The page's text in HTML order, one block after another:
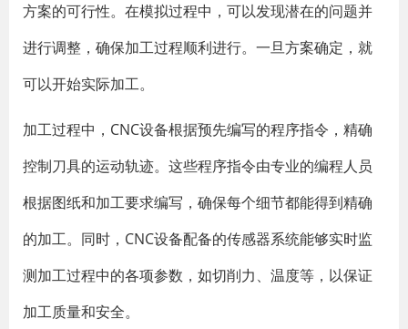
方案的可行性。在模拟过程中，可以发现潜在的问题并
进行调整，确保加工过程顺利进行。一旦方案确定，就
可以开始实际加工。
加工过程中，CNC设备根据预先编写的程序指令，精确
控制刀具的运动轨迹。这些程序指令由专业的编程人员
根据图纸和加工要求编写，确保每个细节都能得到精确
的加工。同时，CNC设备配备的传感器系统能够实时监
测加工过程中的各项参数，如切削力、温度等，以保证
加工质量和安全。